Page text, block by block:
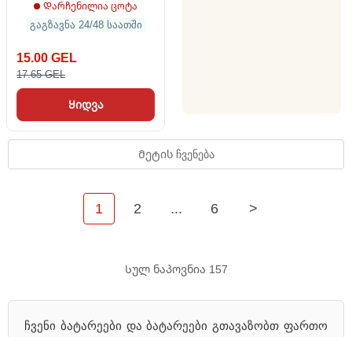
Დარჩენილია ცოტა
გაგზავნა 24/48 საათში
15.00 GEL
17.65 GEL
Ყიდვა
Მეტის ჩვენება
1 2 ... 6 >
Სულ ნაპოვნია 157
ჩვენი ბატარეები და ბატარეები გთავაზობთ ფართო